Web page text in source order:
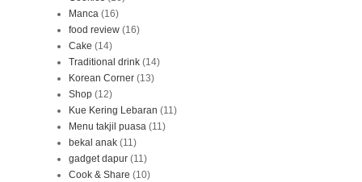
Manca (16)
food review (16)
Cake (14)
Traditional drink (14)
Korean Corner (13)
Shop (12)
Kue Kering Lebaran (11)
Menu takjil puasa (11)
bekal anak (11)
gadget dapur (11)
Cook & Share (10)